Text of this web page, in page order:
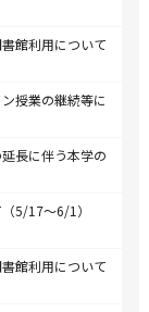
館利用について
授業の継続等に
長に伴う本学の
5/17～6/1）
館利用について